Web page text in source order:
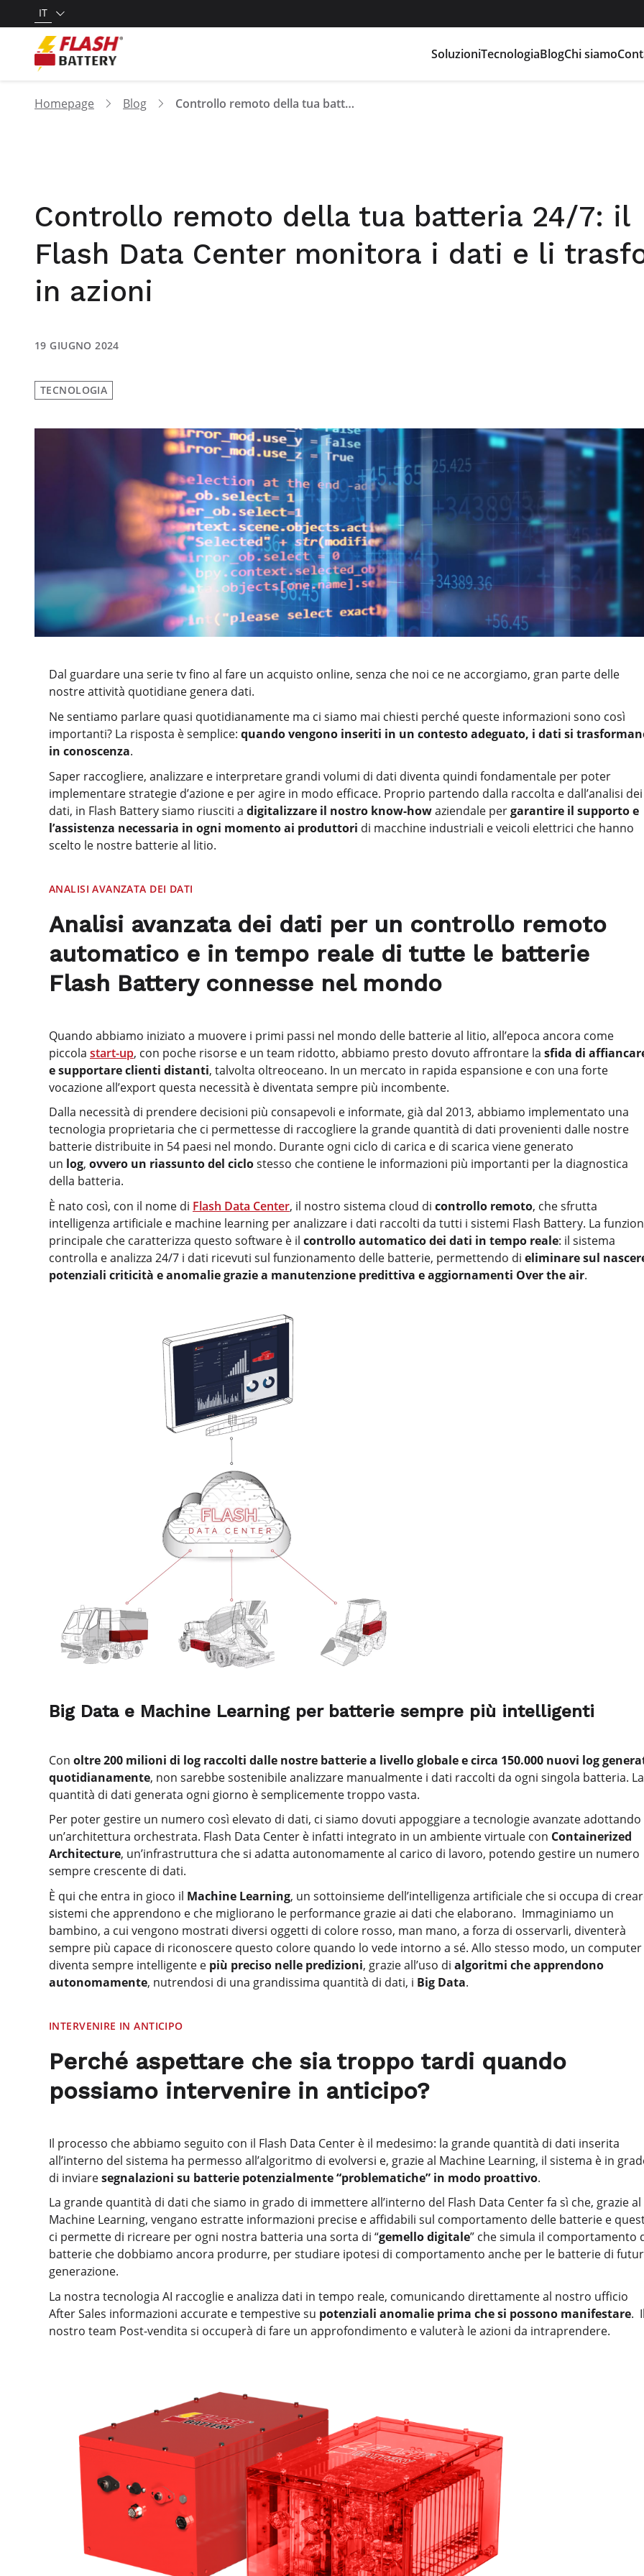
IT
SoluzioniTecnologiaBlogChi siamo
Homepage Blog Controllo remoto della tua batteria 24/7: il Flash Data Center monitora i dati e li trasforma in azioni
Controllo remoto della tua batteria 24/7: il
Flash Data Center monitora i dati e li
in azioni
19 GIUGNO 2024
TECNOLOGIA
Dal guardare una serie tv fino al fare un acquisto online, senza che noi ce ne accorgiamo, gran parte delle
nostre attività quotidiane genera dati.
Ne sentiamo parlare quasi quotidianamente ma ci siamo mai chiesti perché queste informazioni sono così
importanti? La risposta è semplice: quando vengono inseriti in un contesto adeguato, i dati si
in conoscenza.
Saper raccogliere, analizzare e interpretare grandi volumi di dati diventa quindi fondamentale per poter
implementare strategie d’azione e per agire in modo efficace. Proprio partendo dalla raccolta e dall’analisi dei
dati, in Flash Battery siamo riusciti a digitalizzare il nostro know-howaziendale pergarantire il supporto e
l’assistenza necessaria in ogni momento ai produttori di macchine industriali e veicoli elettrici che hanno
scelto le nostre batterie al litio.
ANALISI AVANZATA DEI DATI
Analisi avanzata dei dati per un controllo remoto
automatico e in tempo reale di tutte le batterie
Flash Battery connesse nel mondo
Quando abbiamo iniziato a muovere i primi passi nel mondo delle batterie al litio, all’epoca ancora come
piccola start-up, con poche risorse e un team ridotto, abbiamo presto dovuto affrontare la sfida di
e supportare clienti distanti, talvolta oltreoceano. In un mercato in rapida espansione e con una forte
vocazione all’export questa necessità è diventata sempre più incombente.
Dalla necessità di prendere decisioni più consapevoli e informate, già dal 2013, abbiamo implementato una
tecnologia proprietaria che ci permettesse di raccogliere la grande quantità di dati provenienti dalle nostre
batterie distribuite in 54 paesi nel mondo. Durante ogni ciclo di carica e di scarica viene generato
un log, ovvero un riassunto del ciclostesso che contiene le informazioni più importanti per la diagnostica
della batteria.
È nato così, con il nome di Flash Data Center, il nostro sistema cloud di controllo remoto, che sfrutta
intelligenza artificiale e machine learning per analizzare i dati raccolti da tutti i sistemi Flash Battery. La
principale che caratterizza questo software è il controllo automatico dei dati in tempo reale: il sistema
controlla e analizza 24/7 i dati ricevuti sul funzionamento delle batterie, permettendo di eliminare sul
potenziali criticità e anomalie grazie a manutenzione predittiva e aggiornamenti Over the air.
Big Data e Machine Learning per batterie sempre più intelligenti
Con oltre 200 milioni di log raccolti dalle nostre batterie a livello globale e circa 150.000 nuovi log
quotidianamente, non sarebbe sostenibile analizzare manualmente i dati raccolti da ogni singola batteria. La
quantità di dati generata ogni giorno è semplicemente troppo vasta.
Per poter gestire un numero così elevato di dati, ci siamo dovuti appoggiare a tecnologie avanzate adottando
un’architettura orchestrata. Flash Data Center è infatti integrato in un ambiente virtuale con Containerized
Architecture, un’infrastruttura che si adatta autonomamente al carico di lavoro, potendo gestire un numero
sempre crescente di dati.
È qui che entra in gioco il Machine Learning, un sottoinsieme dell’intelligenza artificiale che si occupa di
sistemi che apprendono e che migliorano le performance grazie ai dati che elaborano. Immaginiamo un
bambino, a cui vengono mostrati diversi oggetti di colore rosso, man mano, a forza di osservarli, diventerà
sempre più capace di riconoscere questo colore quando lo vede intorno a sé. Allo stesso modo, un computer
diventa sempre intelligente e più preciso nelle predizioni, grazie all’uso di algoritmi che apprendono
autonomamente, nutrendosi di una grandissima quantità di dati, i Big Data.
INTERVENIRE IN ANTICIPO
Perché aspettare che sia troppo tardi quando
possiamo intervenire in anticipo?
Il processo che abbiamo seguito con il Flash Data Center è il medesimo: la grande quantità di dati inserita
all’interno del sistema ha permesso all’algoritmo di evolversi e, grazie al Machine Learning, il sistema è in
di inviaresegnalazioni su batterie potenzialmente “problematiche” in modo proattivo.
La grande quantità di dati che siamo in grado di immettere all’interno del Flash Data Center fa sì che, grazie al
Machine Learning, vengano estratte informazioni precise e affidabili sul comportamento delle batterie e
ci permette di ricreare per ogni nostra batteria una sorta di “gemello digitale” che simula il comportamento
batterie che dobbiamo ancora produrre, per studiare ipotesi di comportamento anche per le batterie di
generazione.
La nostra tecnologia AI raccoglie e analizza dati in tempo reale, comunicando direttamente al nostro ufficio
After Sales informazioni accurate e tempestive su potenziali anomalie prima che si possono manifestare.
nostro team Post-vendita si occuperà di fare un approfondimento e valuterà le azioni da intraprendere.